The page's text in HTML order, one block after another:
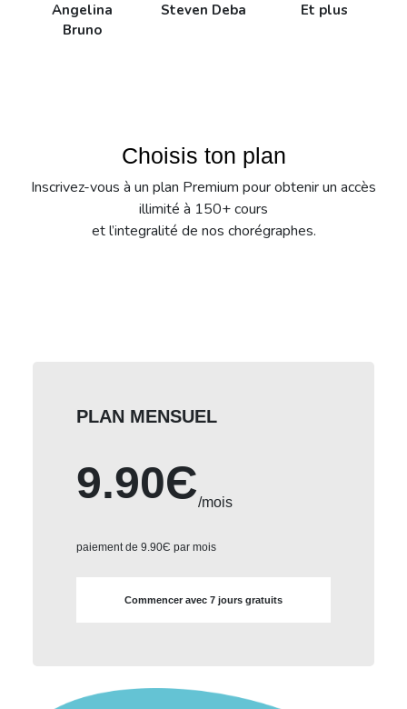
Angelina
Bruno
Steven Deba Et plus
Choisis ton plan
Inscrivez-vous à un plan Premium pour obtenir un accès
illimité à 150+ cours
et l’integralité de nos chorégraphes.
PLAN MENSUEL
9.90Є/mois
paiement de 9.90Є par mois
Commencer avec 7 jours gratuits